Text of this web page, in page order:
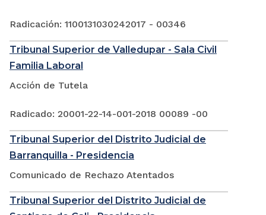
Radicación: 1100131030242017 - 00346
Tribunal Superior de Valledupar - Sala Civil
Familia Laboral
Acción de Tutela
Radicado: 20001-22-14-001-2018 00089 -00
Tribunal Superior del Distrito Judicial de
Barranquilla - Presidencia
Comunicado de Rechazo Atentados
Tribunal Superior del Distrito Judicial de